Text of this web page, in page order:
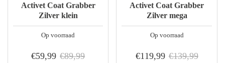
Op voorraad
Activet Coat Grabber
Zilver klein
€59,99 €89,99
Op voorraad
Activet Coat Grabber
Zilver mega
€119,99 €139,99